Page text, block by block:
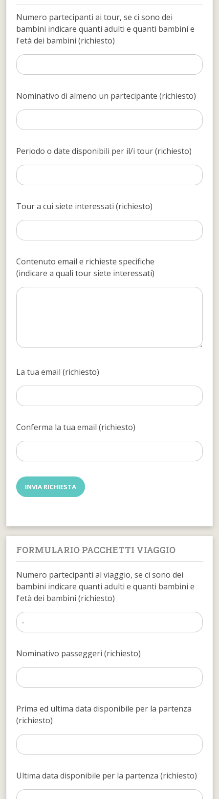
Numero partecipanti ai tour, se ci sono dei
bambini indicare quanti adulti e quanti bambini e
l'età dei bambini (richiesto)
Nominativo di almeno un partecipante (richiesto)
Periodo o date disponibili per il/i tour (richiesto)
Tour a cui siete interessati (richiesto)
Contenuto email e richieste specifiche
(indicare a quali tour siete interessati)
La tua email (richiesto)
Conferma la tua email (richiesto)
FORMULARIO PACCHETTI VIAGGIO
Numero partecipanti al viaggio, se ci sono dei
bambini indicare quanti adulti e quanti bambini e
l'età dei bambini (richiesto)
Nominativo passeggeri (richiesto)
Prima ed ultima data disponibile per la partenza
(richiesto)
Ultima data disponibile per la partenza (richiesto)